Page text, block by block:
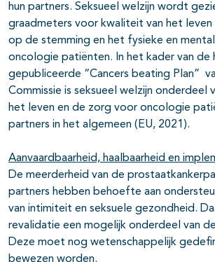
hun partners. Seksueel welzijn wordt
graadmeters voor kwaliteit van het leven
op de stemming en het fysieke en
oncologie patiënten. In het kader van de
gepubliceerde “Cancers beating Plan”
Commissie is seksueel welzijn onderdeel
het leven en de zorg voor oncologie
partners in het algemeen (EU, 2021).
Aanvaardbaarheid, haalbaarheid en
De meerderheid van de
partners hebben behoefte aan
van intimiteit en seksuele gezondheid.
revalidatie een mogelijk onderdeel van
Deze moet nog wetenschappelijk
bewezen worden.